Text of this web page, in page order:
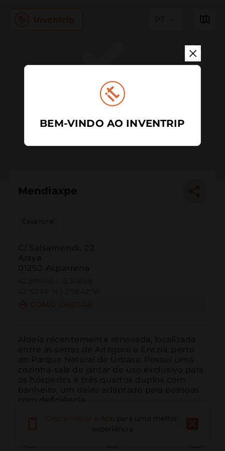
PT
Mendiaxpe
Casa rural
C/ Salsamendi, 22
Araya
01250 Asparrena
Aldeia recentemente renovada, localizada
entre as serras de Aitzgorri e Entzia, perto
do Parque Natural de Urbasa. Possui uma
cozinha-sala de jantar de uso exclusivo para
os hóspedes e três quartos duplos com
banheiro, um deles adaptado para pessoas
com deficiência.
para uma melhor
experiência
BEM-VINDO AO INVENTRIP